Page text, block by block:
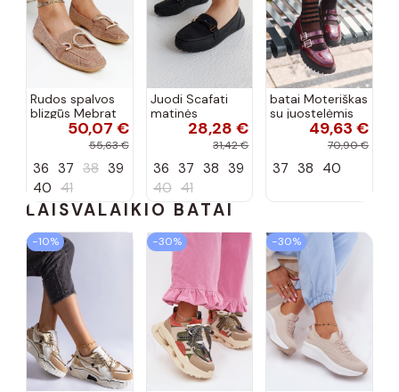
Rudos spalvos
blizgūs Mebrat
bateliai50,07 €
55,63 €
36 37 38 39
40 41
Juodi Scafati
matinės
apdailos bateliai
28,28 €
31,42 €
36 37 38 39
40 41
batai Moteriškas
su juostelėmis
su lako efektu
bordo spalvos
49,63 €
70,90 €
37 38 40
LAISVALAIKIO BATAI
−10% −30% −30%